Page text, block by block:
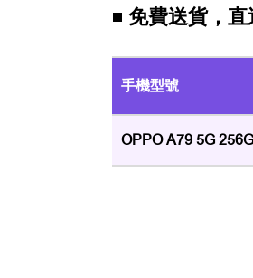
免費送貨，直
手機型號
OPPO A79 5G